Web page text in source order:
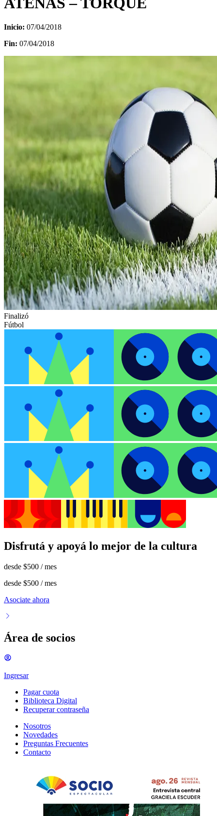
Inicio: 07/04/2018
Fin: 07/04/2018
Finalizó
Fútbol
Disfrutá y apoyá lo mejor de la cultura
desde $500 / mes
desde $500 / mes
Asociate ahora
Área de socios
Ingresar
Pagar cuota
Biblioteca Digital
Recuperar contraseña
Nosotros
Novedades
Preguntas Frecuentes
Contacto